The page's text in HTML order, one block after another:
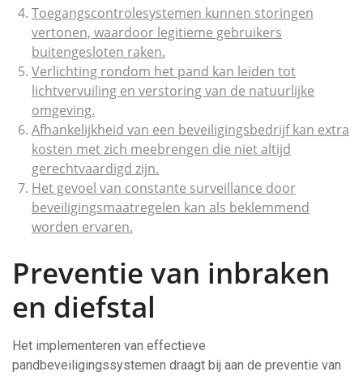
Toegangscontrolesystemen kunnen storingen
vertonen, waardoor legitieme gebruikers
buitengesloten raken.
Verlichting rondom het pand kan leiden tot
lichtvervuiling en verstoring van de natuurlijke
omgeving.
Afhankelijkheid van een beveiligingsbedrijf kan extra
kosten met zich meebrengen die niet altijd
gerechtvaardigd zijn.
Het gevoel van constante surveillance door
beveiligingsmaatregelen kan als beklemmend
worden ervaren.
Preventie van inbraken
en diefstal
Het implementeren van effectieve
pandbeveiligingssystemen draagt bij aan de preventie van